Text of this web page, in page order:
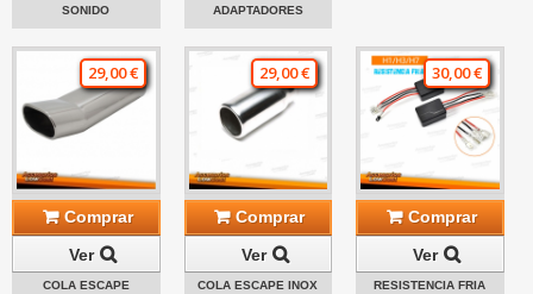
SONIDO
ADAPTADORES
29,00 €
Comprar
Ver
COLA ESCAPE
29,00 €
Comprar
Ver
COLA ESCAPE INOX
30,00 €
Comprar
Ver
RESISTENCIA FRIA